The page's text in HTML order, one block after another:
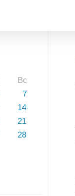
Вс
7
14
21
28